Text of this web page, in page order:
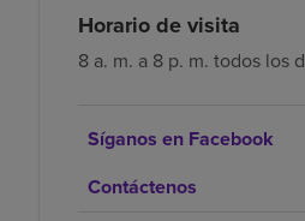
Horario de visita
8 a. m. a 8 p. m. todos los
Síganos en Facebook
Contáctenos